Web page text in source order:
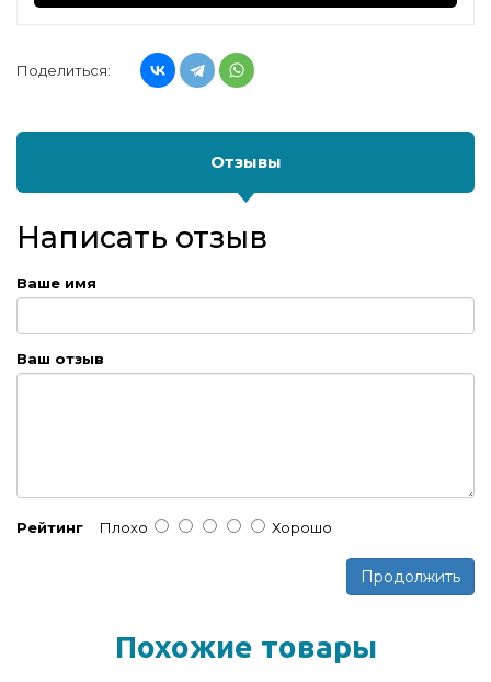
Поделиться:
Отзывы
Написать отзыв
Ваше имя
Ваш отзыв
Рейтинг Плохо Хорошо
Продолжить
Похожие товары